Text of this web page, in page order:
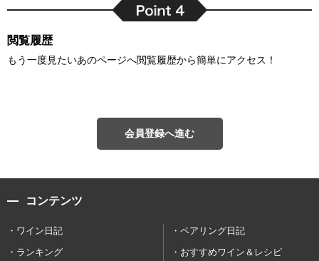
閲覧履歴
もう一度見たいあのページへ閲覧履歴から簡単にアクセス！
会員登録へ進む
コンテンツ
ワイン日記
ペアリング日記
ランキング
おすすめワイン＆レシピ